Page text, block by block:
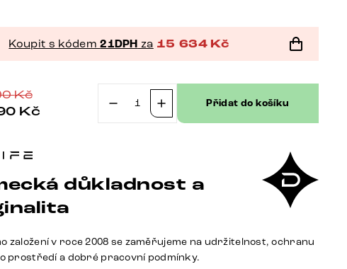
Koupit s kódem21DPH za 15 634 Kč
Kč
Kč
Konferenční
Edge
akácie
přírodní
Přidat do košíku
důkladnost a
založení v roce 2008 se zaměřujeme na udržitelnost, ochranu
prostředí a dobré pracovní podmínky.